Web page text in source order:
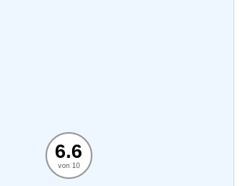
6.6
von 10